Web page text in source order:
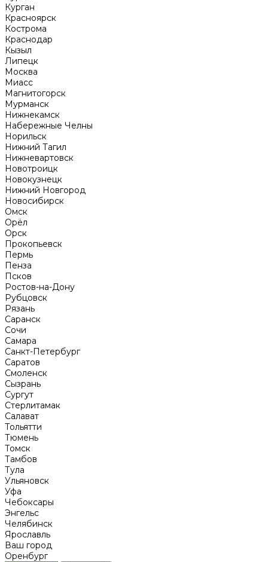
Курган
Красноярск
Кострома
Краснодар
Кызыл
Липецк
Москва
Миасс
Магнитогорск
Мурманск
Нижнекамск
Набережные Челны
Норильск
Нижний Тагил
Нижневартовск
Новотроицк
Новокузнецк
Нижний Новгород
Новосибирск
Омск
Орёл
Орск
Прокопьевск
Пермь
Пенза
Псков
Ростов-на-Дону
Рубцовск
Рязань
Саранск
Сочи
Самара
Санкт-Петербург
Саратов
Смоленск
Сызрань
Сургут
Стерлитамак
Салават
Тольятти
Тюмень
Томск
Тамбов
Тула
Ульяновск
Уфа
Чебоксары
Энгельс
Челябинск
Ярославль
Ваш город
Оренбург